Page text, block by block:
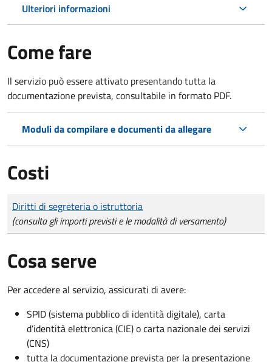
Ulteriori informazioni
Come fare
Il servizio può essere attivato presentando tutta la
documentazione prevista, consultabile in formato PDF.
Moduli da compilare e documenti da allegare
Costi
Tipo di pagamento
Importo
Diritti di segreteria o istruttoria
(consulta gli importi previsti e le modalità di versamento)
Cosa serve
Per accedere al servizio, assicurati di avere:
SPID (sistema pubblico di identità digitale), carta
d’identità elettronica (CIE) o carta nazionale dei servizi
(CNS)
tutta la documentazione prevista per la presentazione